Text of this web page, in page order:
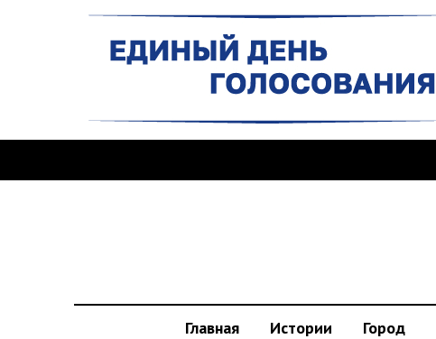
Главная Истории Город